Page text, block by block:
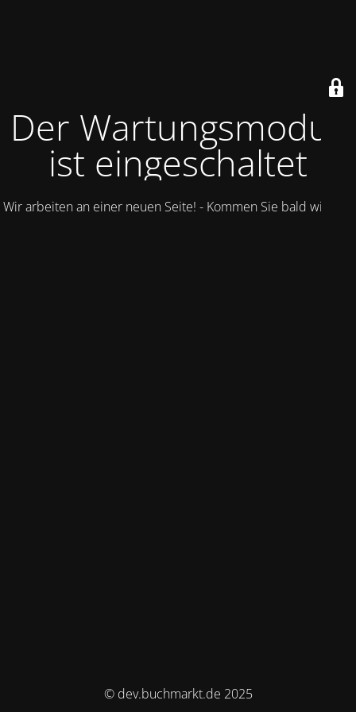
Der Wartungsmodus
ist eingeschaltet
Wir arbeiten an einer neuen Seite! - Kommen Sie bald wieder.
© dev.buchmarkt.de 2025